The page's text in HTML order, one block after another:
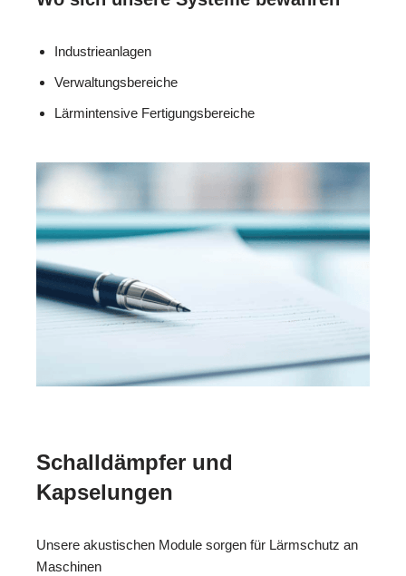
Industrieanlagen
Verwaltungsbereiche
Lärmintensive Fertigungsbereiche
Schalldämpfer und
Kapselungen
Unsere akustischen Module sorgen für Lärmschutz an
Maschinen